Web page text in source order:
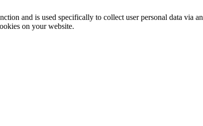
and is used specifically to collect user personal data via
on your website.